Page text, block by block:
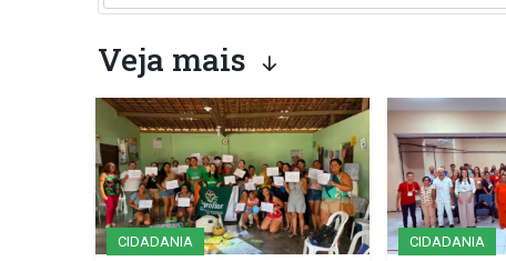
Veja mais
CIDADANIA CIDADANIA